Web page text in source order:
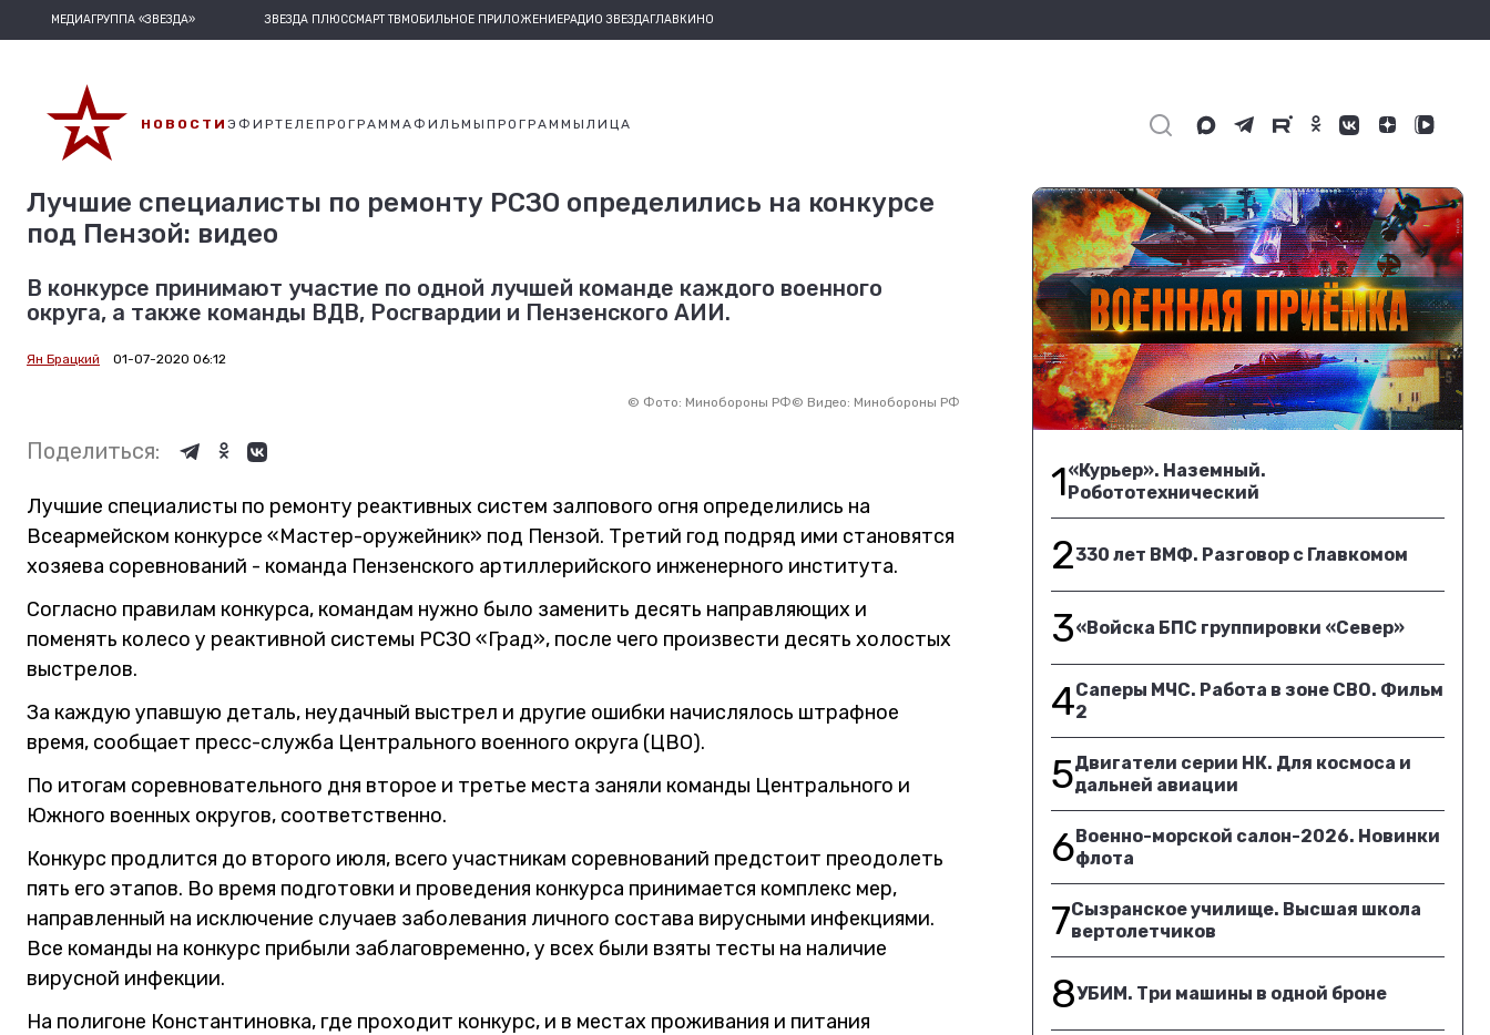
МЕДИАГРУППА «ЗВЕЗДА» ЗВЕЗДА ПЛЮССМАРТ ТВМОБИЛЬНОЕ ПРИЛОЖЕНИЕРАДИО ЗВЕЗДАГЛАВКИНО
НОВОСТИ ЭФИРТЕЛЕПРОГРАММАФИЛЬМЫ ПРОГРАММЫ ЛИЦА
Лучшие специалисты по ремонту РСЗО определились на конкурсе
под Пензой: видео
В конкурсе принимают участие по одной лучшей команде каждого военного
округа, а также команды ВДВ, Росгвардии и Пензенского АИИ.
Ян Брацкий 01-07-2020 06:12
© Фото: Минобороны РФ© Видео: Минобороны РФ
Поделиться:
Лучшие специалисты по ремонту реактивных систем залпового огня определились на
Всеармейском конкурсе «Мастер-оружейник» под Пензой. Третий год подряд ими становятся
хозяева соревнований - команда Пензенского артиллерийского инженерного института.
Согласно правилам конкурса, командам нужно было заменить десять направляющих и
поменять колесо у реактивной системы РСЗО «Град», после чего произвести десять холостых
выстрелов.
За каждую упавшую деталь, неудачный выстрел и другие ошибки начислялось штрафное
время, сообщает пресс-служба Центрального военного округа (ЦВО).
По итогам соревновательного дня второе и третье места заняли команды Центрального и
Южного военных округов, соответственно.
Конкурс продлится до второго июля, всего участникам соревнований предстоит преодолеть
пять его этапов. Во время подготовки и проведения конкурса принимается комплекс мер,
направленный на исключение случаев заболевания личного состава вирусными инфекциями.
Все команды на конкурс прибыли заблаговременно, у всех были взяты тесты на наличие
вирусной инфекции.
На полигоне Константиновка, где проходит конкурс, и в местах проживания и питания
1«Курьер». Наземный.
Робототехнический
2330 лет ВМФ. Разговор с Главкомом
3«Войска БПС группировки «Север»
4Саперы МЧС. Работа в зоне СВО. Фильм
2
5Двигатели серии НК. Для космоса и
дальней авиации
6Военно-морской салон-2026. Новинки
флота
7Сызранское училище. Высшая школа
вертолетчиков
8УБИМ. Три машины в одной броне